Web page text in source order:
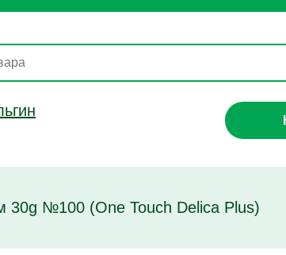
№100 (One Touch Delica Plus)